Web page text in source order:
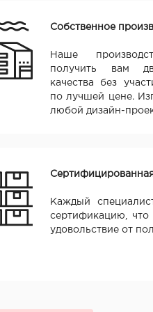
Собственное
Наше
получить вам
качества без
по лучшей цене.
любой дизайн-
Каждый
сертификацию, что
удовольствие от